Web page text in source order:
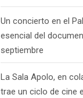
Un concierto en el
esencial del
septiembre
La Sala Apolo, en
trae un ciclo de cine